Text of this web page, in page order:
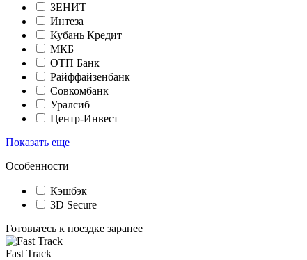
ЗЕНИТ
Интеза
Кубань Кредит
МКБ
ОТП Банк
Райффайзенбанк
Совкомбанк
Уралсиб
Центр-Инвест
Показать еще
Особенности
Кэшбэк
3D Secure
Готовьтесь к поездке заранее
Fast Track